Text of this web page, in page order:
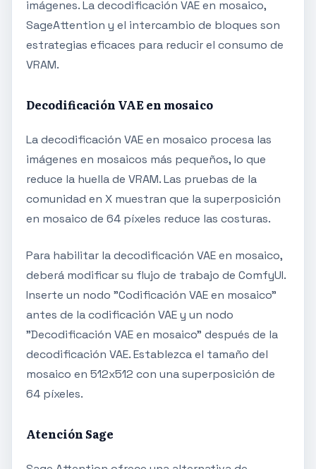
imágenes. La decodificación VAE en mosaico,
SageAttention y el intercambio de bloques son
estrategias eficaces para reducir el consumo de
VRAM.
Decodificación VAE en mosaico
La decodificación VAE en mosaico procesa las
imágenes en mosaicos más pequeños, lo que
reduce la huella de VRAM. Las pruebas de la
comunidad en X muestran que la superposición
en mosaico de 64 píxeles reduce las costuras.
Para habilitar la decodificación VAE en mosaico,
deberá modificar su flujo de trabajo de ComfyUI.
Inserte un nodo "Codificación VAE en mosaico"
antes de la codificación VAE y un nodo
"Decodificación VAE en mosaico" después de la
decodificación VAE. Establezca el tamaño del
mosaico en 512x512 con una superposición de
64 píxeles.
Atención Sage